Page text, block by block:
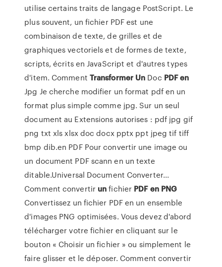
utilise certains traits de langage PostScript. Le
plus souvent, un fichier PDF est une
combinaison de texte, de grilles et de
graphiques vectoriels et de formes de texte,
scripts, écrits en JavaScript et d'autres types
d'item. Comment Transformer Un Doc PDFen
Jpg Je cherche modifier un format pdf en un
format plus simple comme jpg. Sur un seul
document au Extensions autorises : pdf jpg gif
png txt xls xlsx doc docx pptx ppt jpeg tif tiff
bmp dib.en PDF Pour convertir une image ou
un document PDF scann en un texte
ditable.Universal Document Converter...
Comment convertir unfichier PDF en PNG
Convertissez un fichier PDF en un ensemble
d'images PNG optimisées. Vous devez d'abord
télécharger votre fichier en cliquant sur le
bouton « Choisir un fichier » ou simplement le
faire glisser et le déposer. Comment convertir